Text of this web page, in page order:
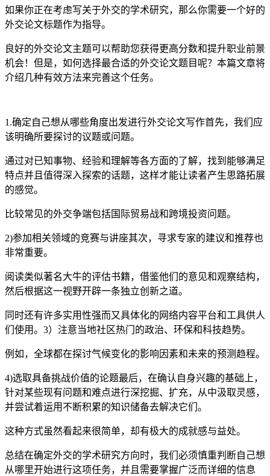
如果你正在考虑写关于外交的学术研究，那么你需要一个好的
外交论文标题作为指导。
良好的外交论文主题可以帮助您获得更高分数和提升职业前景
机会！但是，如何选择最合适的外交论文题目呢？本篇文章将
介绍几种有效方法来完善这个任务。
1.确定自己想从哪些角度出发进行外交论文写作首先，我们应
该明确所要探讨的议题或问题。
通过对已知事物、经验和理解等各方面的了解，找到能够满足
特点并且值得深入探索的话题，这样才能让读者产生思路拓展
的感觉。
比较常见的外交争端包括国际贸易战和跨境投资问题。
2)参加相关领域的竞赛与讲座其次，寻求专家的建议和推荐也
非常重要。
阅读类似著名大牛的评估书籍，借鉴他们的意见和观察结构，
然后根据这一视野开辟一条独立创新之道。
同时还有许多实用性强而又具体化的网络内容平台和工具供人
们使用。3）注意当地社区热门的政治、环保和科技趋势。
例如，全球都在探讨气候变化的影响因素和未来的预测趋程。
4)选取具备挑战价值的论题最后，在确认自身兴趣的基础上，
针对某些现有问题和难点进行深挖掘、扩充，从中汲取灵感，
并尝试着运用不断积累的知识储备去解决它们。
这种方式虽然看起来很简单，却有极大的成就感与益处。
总结在确定外交的学术研究方向时，我们必须慎重判断自己想
从哪里开始进行这项任务，并且需要掌握广泛而详细的信息